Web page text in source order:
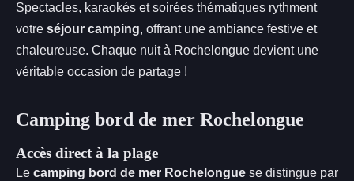
Spectacles, karaokés et soirées thématiques rythment
votre séjour camping, offrant une ambiance festive et
chaleureuse. Chaque nuit à Rochelongue devient une
véritable occasion de partage !
Camping bord de mer Rochelongue
Accès direct à la plage
Le camping bord de mer Rochelongue se distingue par